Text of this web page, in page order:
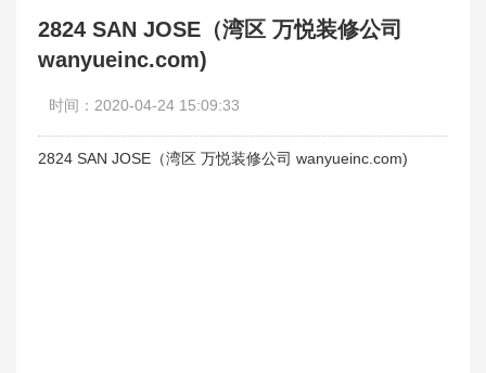
2824 SAN JOSE（湾区 万悦装修公司
wanyueinc.com)
时间：2020-04-24 15:09:33
2824 SAN JOSE（湾区 万悦装修公司 wanyueinc.com)